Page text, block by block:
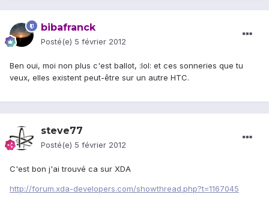
bibafranck
Posté(e) 5 février 2012
Ben oui, moi non plus c'est ballot, :lol: et ces sonneries que tu
veux, elles existent peut-être sur un autre HTC.
steve77
Posté(e) 5 février 2012
C'est bon j'ai trouvé ca sur XDA
http://forum.xda-developers.com/showthread.php?t=1167045